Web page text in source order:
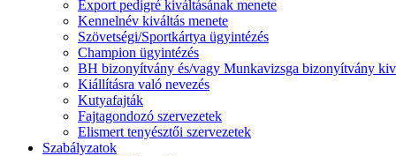
Export pedigré kiváltásának menete
Kennelnév kiváltás menete
Szövetségi/Sportkártya ügyintézés
Champion ügyintézés
BH bizonyítvány és/vagy Munkavizsga bizonyítvány
Kiállításra való nevezés
Kutyafajták
Fajtagondozó szervezetek
Elismert tenyésztői szervezetek
Szabályzatok